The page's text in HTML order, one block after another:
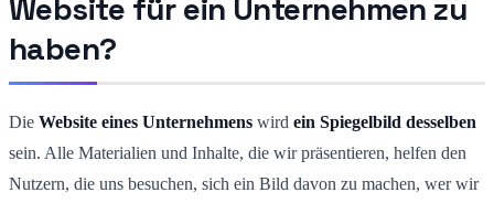
Website für ein Unternehmen zu
haben?
Die Website eines Unternehmens wird ein Spiegelbild desselben
sein. Alle Materialien und Inhalte, die wir präsentieren, helfen den
Nutzern, die uns besuchen, sich ein Bild davon zu machen, wer wir